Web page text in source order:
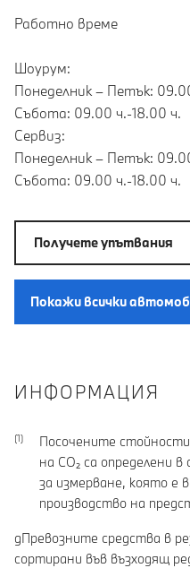
Работно време
Шоурум:
Понеделник – Петък:
Събота: 09.00 ч.-18.00 ч.
Сервиз:
Понеделник – Петък:
Събота: 09.00 ч.-18.00 ч.
Получете упътвания
Покажи всички
ИНФОРМАЦИЯ
Посочените стойности
на CO₂ са определени
за измерване, която е
производство на
gПревозните средства в
сортирани във възходящ